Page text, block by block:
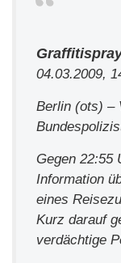
04.03.2009,
Berlin (ots) –
Gegen 22:55
Information
eines
Kurz darauf
verdächtige